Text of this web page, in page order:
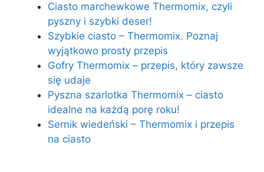
Ciasto marchewkowe Thermomix, czyli
pyszny i szybki deser!
Szybkie ciasto – Thermomix. Poznaj
wyjątkowo prosty przepis
Gofry Thermomix – przepis, który zawsze
się udaje
Pyszna szarlotka Thermomix – ciasto
idealne na każdą porę roku!
Sernik wiedeński – Thermomix i przepis
na ciasto